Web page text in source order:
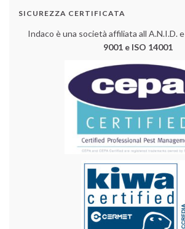
SICUREZZA CERTIFICATA
Indaco è una società affiliata all A.N.I.D. e
9001 e ISO 14001